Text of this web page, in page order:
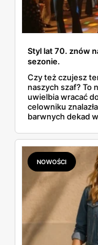
Styl lat 70. znów
sezonie.
Czy też czujesz
naszych szaf? To
uwielbia wracać
celowniku
barwnych dekad
ulice, zwiewne
miejskiego
dyskotekowy
instrukcja, jak
wyglądać
Pokażę Ci, jak to
NOWOŚCI